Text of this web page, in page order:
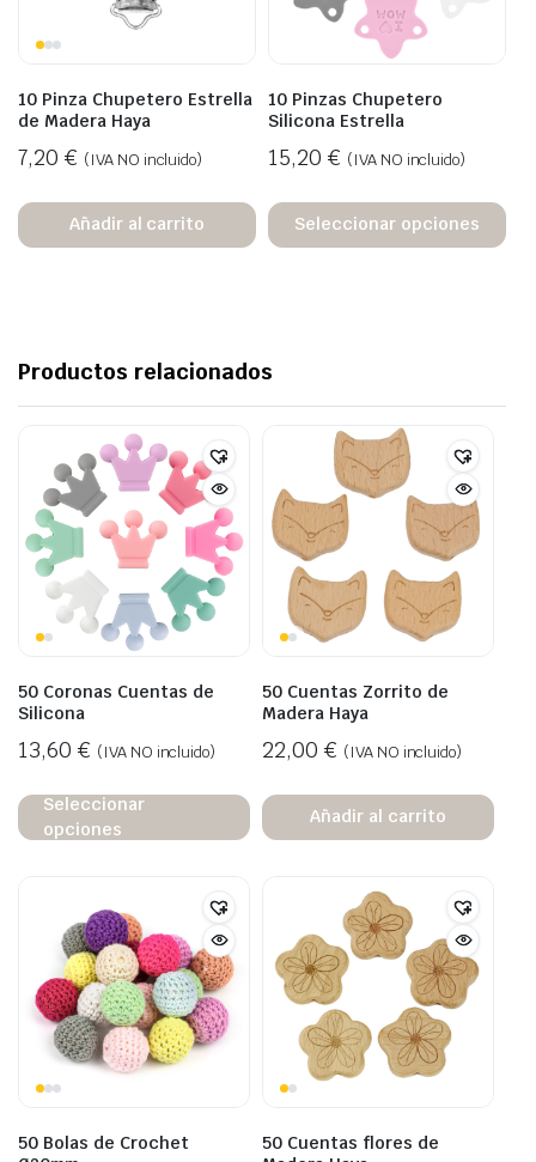
10 Pinza Chupetero Estrella
de Madera Haya
7,20 € (IVA NO incluido)
Añadir al carrito
10 Pinzas Chupetero
Silicona Estrella
15,20 € (IVA NO incluido)
Seleccionar opciones
Productos relacionados
50 Coronas Cuentas de
Silicona
13,60 € (IVA NO incluido)
Seleccionar
opciones
50 Cuentas Zorrito de
Madera Haya
22,00 € (IVA NO incluido)
Añadir al carrito
50 Bolas de Crochet
50 Cuentas flores de